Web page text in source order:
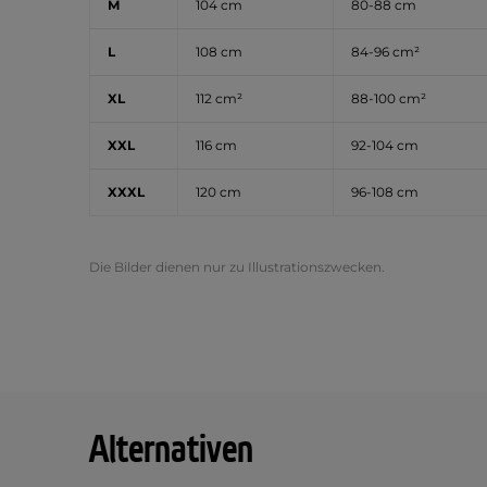
Alternativen
M 104 cm 80-88 cm
L 108 cm 84-96 cm²
XL 112 cm² 88-100 cm²
XXL 116 cm 92-104 cm
XXXL 120 cm 96-108 cm
Die Bilder dienen nur zu Illustrationszwecken.